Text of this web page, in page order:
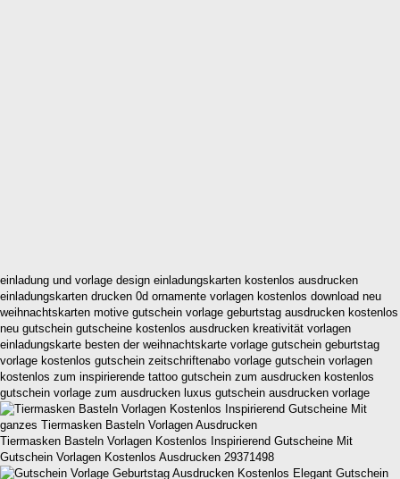
einladung und vorlage design einladungskarten kostenlos ausdrucken
einladungskarten drucken 0d ornamente vorlagen kostenlos download neu
weihnachtskarten motive gutschein vorlage geburtstag ausdrucken kostenlos
neu gutschein gutscheine kostenlos ausdrucken kreativität vorlagen
einladungskarte besten der weihnachtskarte vorlage gutschein geburtstag
vorlage kostenlos gutschein zeitschriftenabo vorlage gutschein vorlagen
kostenlos zum inspirierende tattoo gutschein zum ausdrucken kostenlos
gutschein vorlage zum ausdrucken luxus gutschein ausdrucken vorlage
Tiermasken Basteln Vorlagen Kostenlos Inspirierend Gutscheine Mit
Gutschein Vorlagen Kostenlos Ausdrucken 29371498